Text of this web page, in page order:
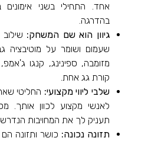
אחד. התחילי בשני
בהדרגה.
גיוון הוא שם המשחק: שילוב
שעמום ושומר על מוטיבציה
מזומבה, ספינינג, קנגו
קורת גג אחת.
שלבי ליווי מקצועי: החליטי
לאנשי מקצוע לכוון אותך.
תעניק לך את המחויבות
תזונה נכונה: כושר ותזונה